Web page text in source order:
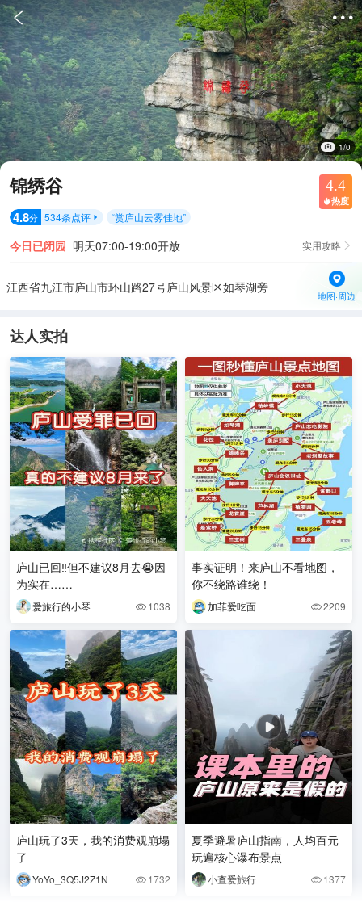
 
1/0
锦绣谷 4.4
 热度
4.8分 534条点评  “赏庐山云雾佳地”
今日已闭园 明天07:00-19:00开放 实用攻略 
江西省九江市庐山市环山路27号庐山风景区如琴湖旁
地图·周边
达人实拍
庐山已回‼️但不建议8月去😭因
为实在……
爱旅行的小琴  1038
庐山玩了3天，我的消费观崩塌
了
YoYo_3Q5J2Z1N  1732
事实证明！来庐山不看地图，
你不绕路谁绕！
加菲爱吃面 2209
夏季避暑庐山指南，人均百元
玩遍核心瀑布景点
小查爱旅行  1377